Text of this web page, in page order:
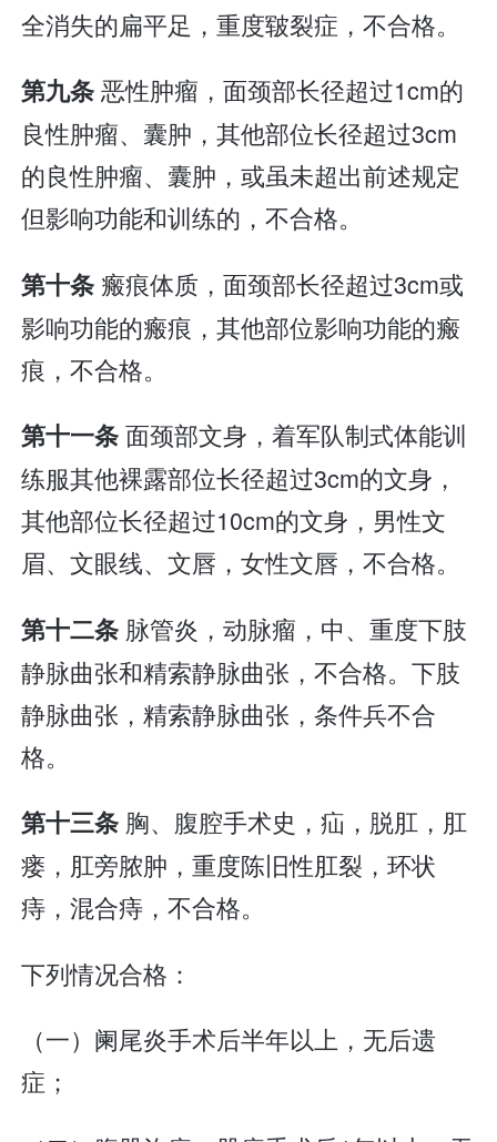
全消失的扁平足，重度皲裂症，不合格。
第九条恶性肿瘤，面颈部长径超过1cm的
良性肿瘤、囊肿，其他部位长径超过3cm
的良性肿瘤、囊肿，或虽未超出前述规定
但影响功能和训练的，不合格。
第十条 瘢痕体质，面颈部长径超过3cm或
影响功能的瘢痕，其他部位影响功能的瘢
痕，不合格。
第十一条面颈部文身，着军队制式体能训
练服其他裸露部位长径超过3cm的文身，
其他部位长径超过10cm的文身，男性文
眉、文眼线、文唇，女性文唇，不合格。
第十二条 脉管炎，动脉瘤，中、重度下肢
静脉曲张和精索静脉曲张，不合格。下肢
静脉曲张，精索静脉曲张，条件兵不合
格。
第十三条 胸、腹腔手术史，疝，脱肛，肛
瘘，肛旁脓肿，重度陈旧性肛裂，环状
痔，混合痔，不合格。
下列情况合格：
（一）阑尾炎手术后半年以上，无后遗
症；